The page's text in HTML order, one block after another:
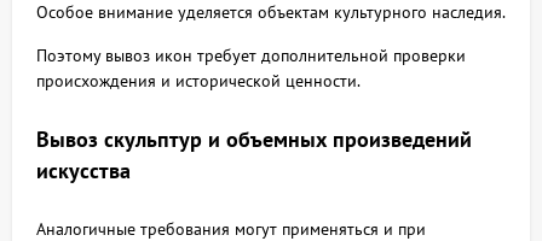
Особое внимание уделяется объектам культурного наследия.
Поэтому вывоз икон требует дополнительной проверки
происхождения и исторической ценности.
Вывоз скульптур и объемных произведений
искусства
Аналогичные требования могут применяться и при